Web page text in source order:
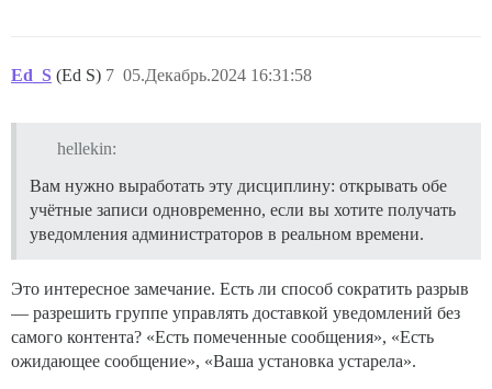
Ed_S (Ed S) 05.Декабрь.2024 16:31:58
7
hellekin:
Вам нужно выработать эту дисциплину: открывать обе
учётные записи одновременно, если вы хотите получать
уведомления администраторов в реальном времени.
Это интересное замечание. Есть ли способ сократить разрыв
— разрешить группе управлять доставкой уведомлений без
самого контента? «Есть помеченные сообщения», «Есть
ожидающее сообщение», «Ваша установка устарела».